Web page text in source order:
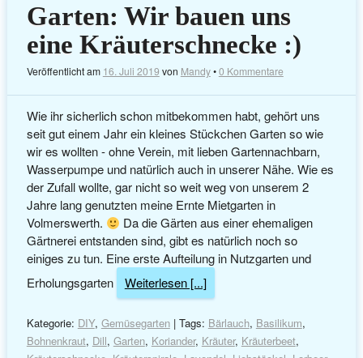
Garten: Wir bauen uns
eine Kräuterschnecke :)
Veröffentlicht am 16. Juli 2019 von Mandy•0 Kommentare
Wie ihr sicherlich schon mitbekommen habt, gehört uns
seit gut einem Jahr ein kleines Stückchen Garten so wie
wir es wollten - ohne Verein, mit lieben Gartennachbarn,
Wasserpumpe und natürlich auch in unserer Nähe. Wie es
der Zufall wollte, gar nicht so weit weg von unserem 2
Jahre lang genutzten meine Ernte Mietgarten in
Volmerswerth.
Da die Gärten aus einer ehemaligen
Gärtnerei entstanden sind, gibt es natürlich noch so
einiges zu tun. Eine erste Aufteilung in Nutzgarten und
Erholungsgarten
Weiterlesen [...]
Kategorie: DIY, Gemüsegarten| Tags: Bärlauch, Basilikum,
Bohnenkraut, Dill, Garten, Koriander, Kräuter, Kräuterbeet,